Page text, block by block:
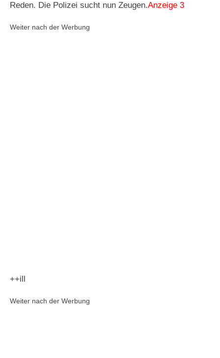
Reden. Die Polizei sucht nun Zeugen.Anzeige 3
Weiter nach der Werbung
++ill
Weiter nach der Werbung